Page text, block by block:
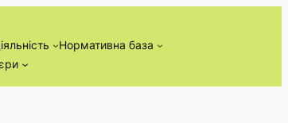
Нормативна база